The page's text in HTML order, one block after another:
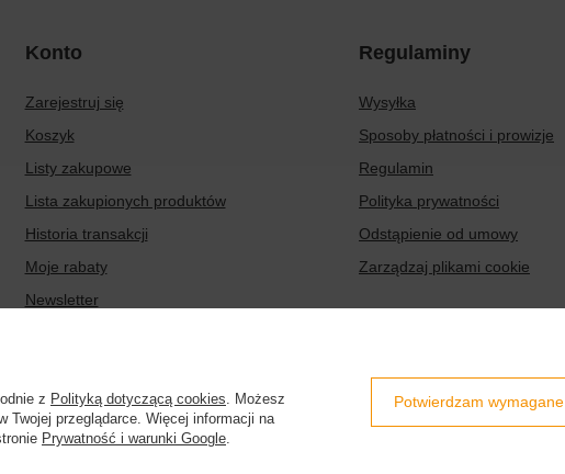
Konto
Zarejestruj się
Koszyk
Listy zakupowe
Lista zakupionych produktów
Historia transakcji
Moje rabaty
Newsletter
Regulaminy
Wysyłka
Sposoby płatności i prowizje
Regulamin
Polityka prywatności
Odstąpienie od umowy
Zarządzaj plikami cookie
z Polityką dotyczącą cookies . Możesz
Twojej przeglądarce. Więcej informacji na
Prywatność i warunki Google
Potwierdzam wymagane